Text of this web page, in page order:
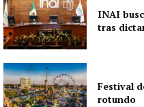
INAI
tras
Festival
rotundo